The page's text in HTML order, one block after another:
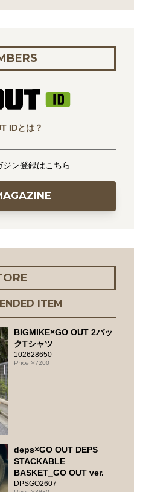
IDとは？
ン登録はこちら
ITEM
BIGMIKE×GO OUT 2パッ
クTシャツ
102628650
7200
deps×GO OUT DEPS
STACKABLE
BASKET_GO OUT ver.
DPSGO2607